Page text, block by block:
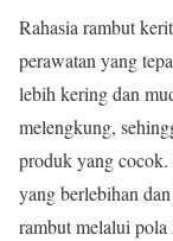
Rahasia rambut
perawatan yang
lebih kering dan
melengkung,
produk yang cocok.
yang berlebihan
rambut melalui